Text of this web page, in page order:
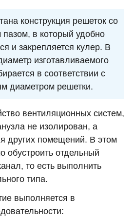
конструкция решеток со
в который удобно
и закрепляется кулер. В
изготавливаемого
в соответствии с
диаметром решетки.
вентиляционных систем,
не изолирован, а
других помещений. В этом
обустроить отдельный
то есть выполнить
типа.
выполняется в